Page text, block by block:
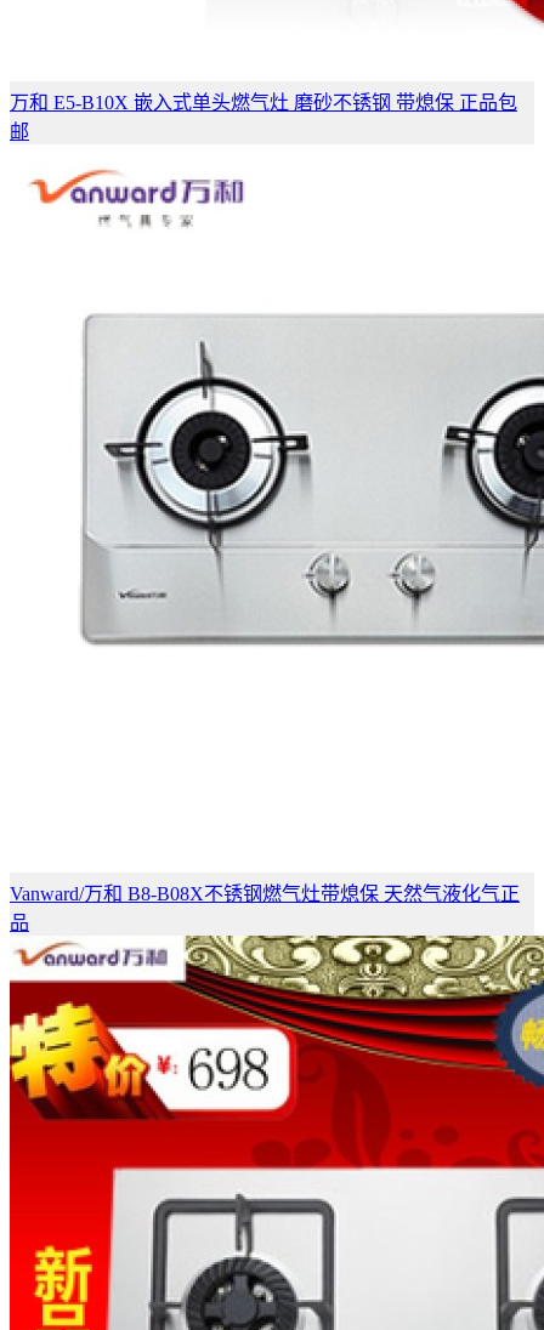
万和 E5-B10X 嵌入式单头燃气灶 磨砂不锈钢 带熄保 正品包
邮
Vanward/万和 B8-B08X不锈钢燃气灶带熄保 天然气液化气正
品